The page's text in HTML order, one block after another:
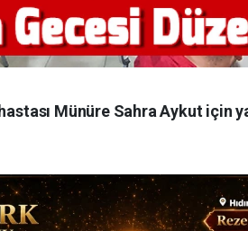
Münüre Sahra Aykut için